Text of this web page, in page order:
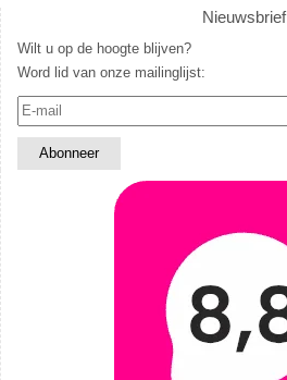
Nieuwsbrief
Wilt u op de hoogte blijven?
Word lid van onze mailinglijst: